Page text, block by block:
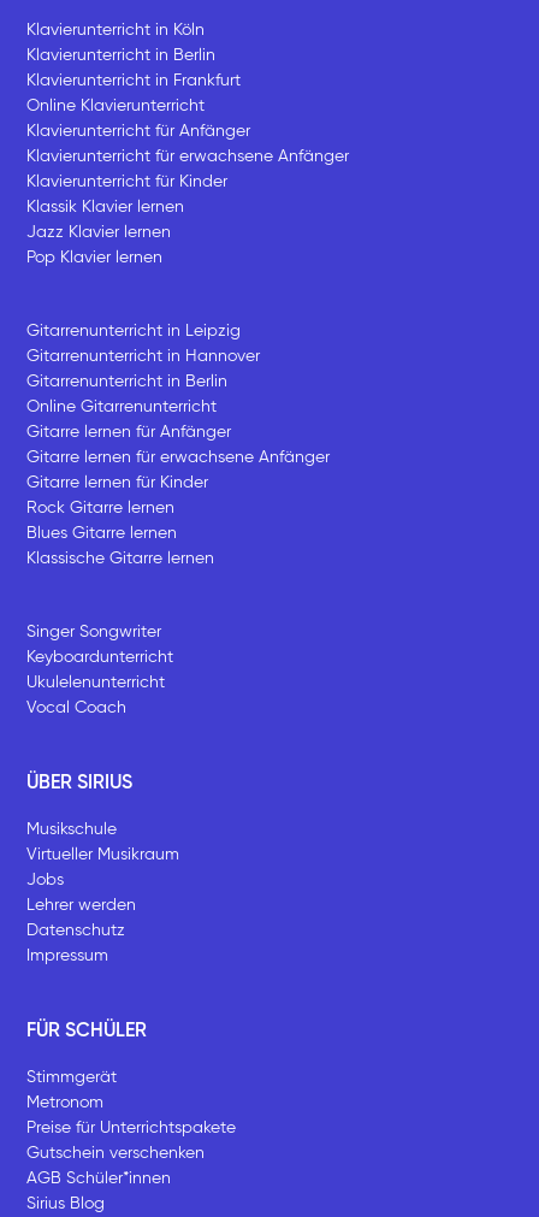
Klavierunterricht in Köln
Klavierunterricht in Berlin
Klavierunterricht in Frankfurt
Online Klavierunterricht
Klavierunterricht für Anfänger
Klavierunterricht für erwachsene Anfänger
Klavierunterricht für Kinder
Klassik Klavier lernen
Jazz Klavier lernen
Pop Klavier lernen
Gitarrenunterricht in Leipzig
Gitarrenunterricht in Hannover
Gitarrenunterricht in Berlin
Online Gitarrenunterricht
Gitarre lernen für Anfänger
Gitarre lernen für erwachsene Anfänger
Gitarre lernen für Kinder
Rock Gitarre lernen
Blues Gitarre lernen
Klassische Gitarre lernen
Singer Songwriter
Keyboardunterricht
Ukulelenunterricht
Vocal Coach
ÜBER SIRIUS
Musikschule
Virtueller Musikraum
Jobs
Lehrer werden
Datenschutz
Impressum
FÜR SCHÜLER
Stimmgerät
Metronom
Preise für Unterrichtspakete
Gutschein verschenken
AGB Schüler*innen
Sirius Blog